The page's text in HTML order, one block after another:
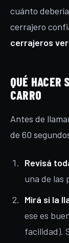
cuánto
cerrajero
cerrajeros
QUÉ HACER
CARRO
Antes de
de 60
Revisá
una de las
Mirá si la
ese es
facilidad).